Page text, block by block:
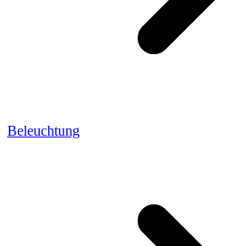
Beleuchtung